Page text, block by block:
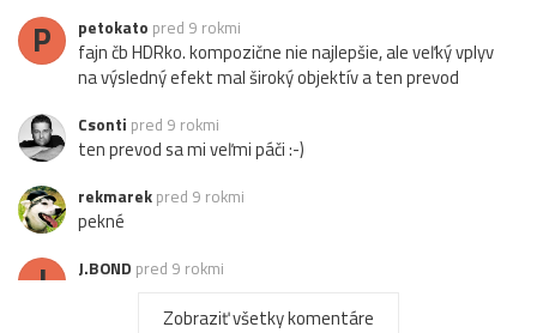
P petokato pred 9 rokmi
fajn čb HDRko. kompozične nie najlepšie, ale veľký vplyv
na výsledný efekt mal široký objektív a ten prevod
Csonti pred 9 rokmi
ten prevod sa mi veľmi páči :-)
rekmarek pred 9 rokmi
pekné
J J.BOND pred 9 rokmi
Zobraziť všetky komentáre